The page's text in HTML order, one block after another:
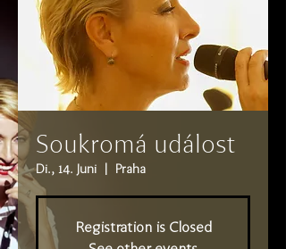
Soukromá událost
Di., 14. Juni Praha
Registration is Closed